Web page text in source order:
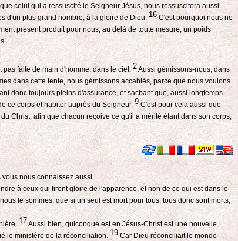
celui qui a ressuscité le Seigneur Jésus, nous ressuscitera aussi
d'un plus grand nombre, à la gloire de Dieu.16 C'est pourquoi nous ne
présent produit pour nous, au delà de toute mesure, un poids
faite de main d'homme, dans le ciel. 2Aussi gémissons-nous, dans
dans cette tente, nous gémissons accablés, parce que nous voulons
donc toujours pleins d'assurance, et sachant que, aussi longtemps
ce corps et habiter auprès du Seigneur.9C'est pour cela aussi que
Christ, afin que chacun reçoive ce qu'il a mérité étant dans son corps,
nous connaissez aussi.
à ceux qui tirent gloire de l'apparence, et non de ce qui est dans le
le sommes, que si un seul est mort pour tous, tous donc sont morts;
17Aussi bien, quiconque est en Jésus-Christ est une nouvelle
le ministère de la réconciliation.19 Car Dieu réconciliait le monde